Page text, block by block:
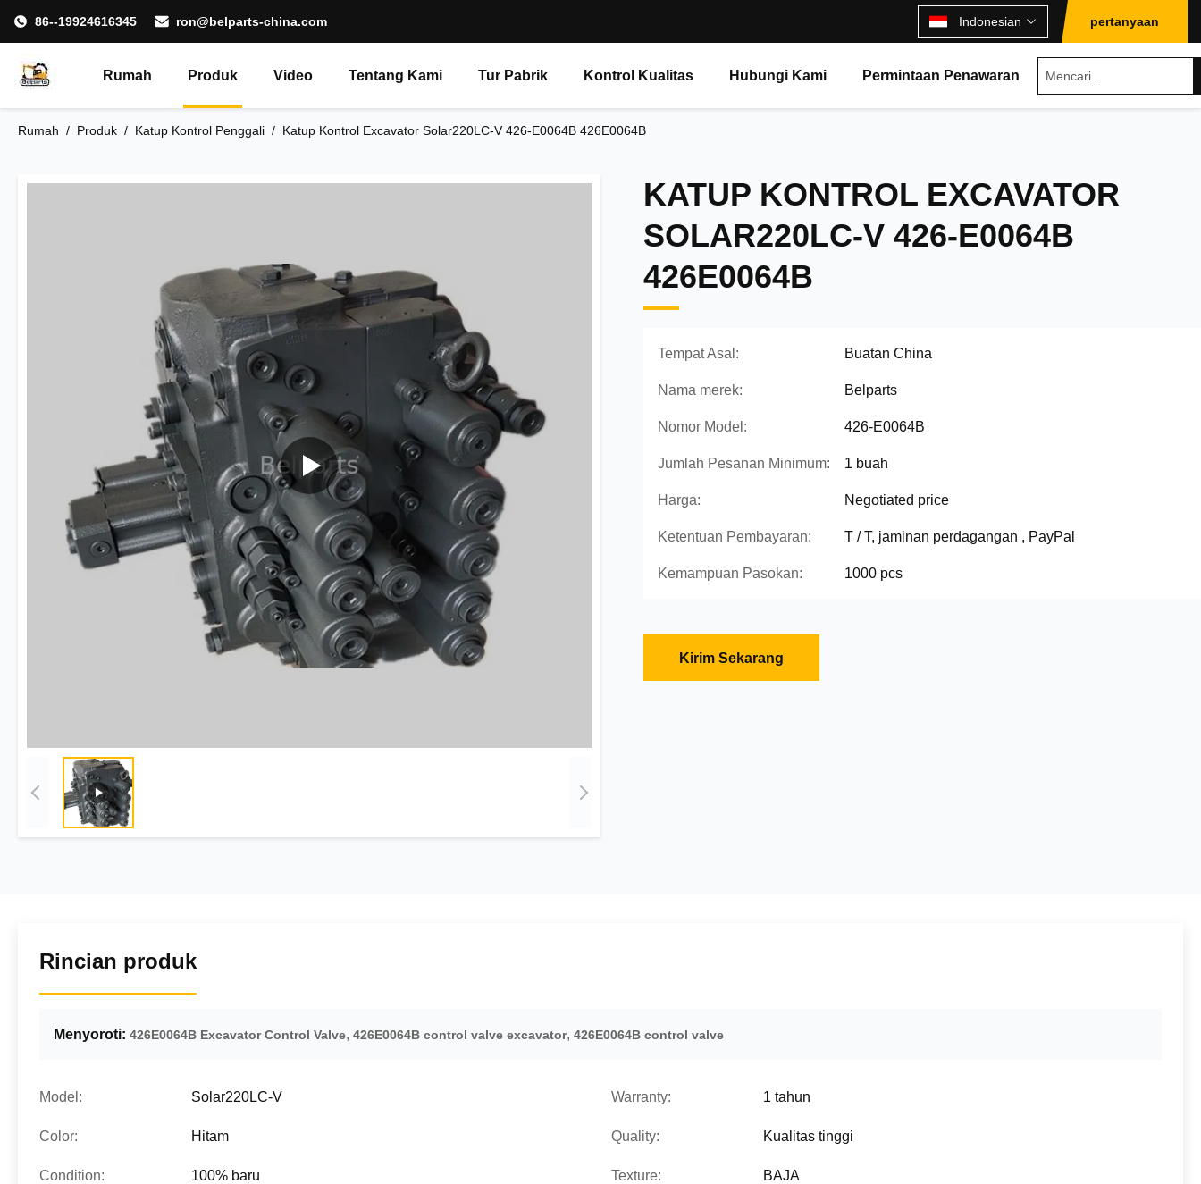
86--19924616345 ron@belparts-china.com Indonesian pertanyaan
Rumah Produk Video Tentang Kami Tur Pabrik Kontrol Kualitas Hubungi Kami Permintaan Penawaran
Rumah / Produk / Katup Kontrol Penggali / Katup Kontrol Excavator Solar220LC-V 426-E0064B 426E0064B
KATUP KONTROL EXCAVATOR
SOLAR220LC-V 426-E0064B
426E0064B
Tempat Asal: Buatan China
Nama merek: Belparts
Nomor Model: 426-E0064B
Jumlah Pesanan Minimum: 1 buah
Harga: Negotiated price
Ketentuan Pembayaran: T / T, jaminan perdagangan , PayPal
Kemampuan Pasokan: 1000 pcs
Kirim Sekarang
Rincian produk
Menyoroti: 426E0064B Excavator Control Valve, 426E0064B control valve excavator, 426E0064B control valve
Model: Solar220LC-V Warranty: 1 tahun
Color: Hitam Quality: Kualitas tinggi
Condition: 100% baru Texture: BAJA